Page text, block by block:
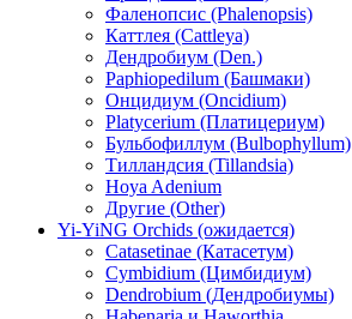
Фаленопсис (Phalenopsis)
Каттлея (Cattleya)
Дендробиум (Den.)
Paphiopedilum (Башмаки)
Онцидиум (Oncidium)
Platycerium (Платицериум)
Бульбофиллум (Bulbophyllum)
Тилландсия (Tillandsia)
Hoya Adenium
Другие (Other)
Yi-YiNG Orchids (ожидается)
Catasetinae (Катасетум)
Cymbidium (Цимбидиум)
Dendrobium (Дендробиумы)